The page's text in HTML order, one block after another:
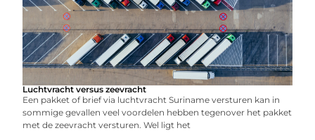
Luchtvracht versus zeevracht
Een pakket of brief via luchtvracht Suriname versturen kan in
sommige gevallen veel voordelen hebben tegenover het pakket
met de zeevracht versturen. Wel ligt het